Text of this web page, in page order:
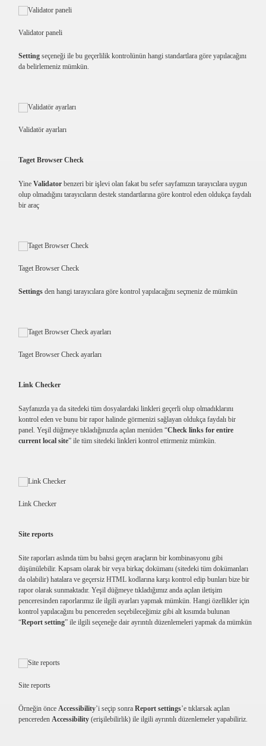
Validator paneli
Setting seçeneği ile bu geçerlilik kontrolünün hangi standartlara göre yapılacağını
da belirlemeniz mümkün.
Validatör ayarları
Taget Browser Check
Yine Validator benzeri bir işlevi olan fakat bu sefer sayfamızın tarayıcılara uygun
olup olmadığını tarayıcıların destek standartlarına göre kontrol eden oldukça faydalı
bir araç
Taget Browser Check
Settings den hangi tarayıcılara göre kontrol yapılacağını seçmeniz de mümkün
Taget Browser Check ayarları
Link Checker
Sayfanızda ya da sitedeki tüm dosyalardaki linkleri geçerli olup olmadıklarını
kontrol eden ve bunu bir rapor halinde görmenizi sağlayan oldukça faydalı bir
panel. Yeşil düğmeye tıkladığınızda açılan menüden “Check links for entire
current local site” ile tüm sitedeki linkleri kontrol ettirmeniz mümkün.
Link Checker
Site reports
Site raporları aslında tüm bu bahsi geçen araçların bir kombinasyonu gibi
düşünülebilir. Kapsam olarak bir veya birkaç dokümanı (sitedeki tüm dokümanları
da olabilir) hatalara ve geçersiz HTML kodlarına karşı kontrol edip bunları bize bir
rapor olarak sunmaktadır. Yeşil düğmeye tıkladığımız anda açılan iletişim
penceresinden raporlarımız ile ilgili ayarları yapmak mümkün. Hangi özellikler için
kontrol yapılacağını bu pencereden seçebileceğimiz gibi alt kısımda bulunan
“Report setting” ile ilgili seçeneğe dair ayrıntılı düzenlemeleri yapmak da mümkün
Site reports
Örneğin önce Accessibility’i seçip sonra Report settings’e tıklarsak açılan
pencereden Accessibility (erişilebilirlik) ile ilgili ayrıntılı düzenlemeler yapabiliriz.